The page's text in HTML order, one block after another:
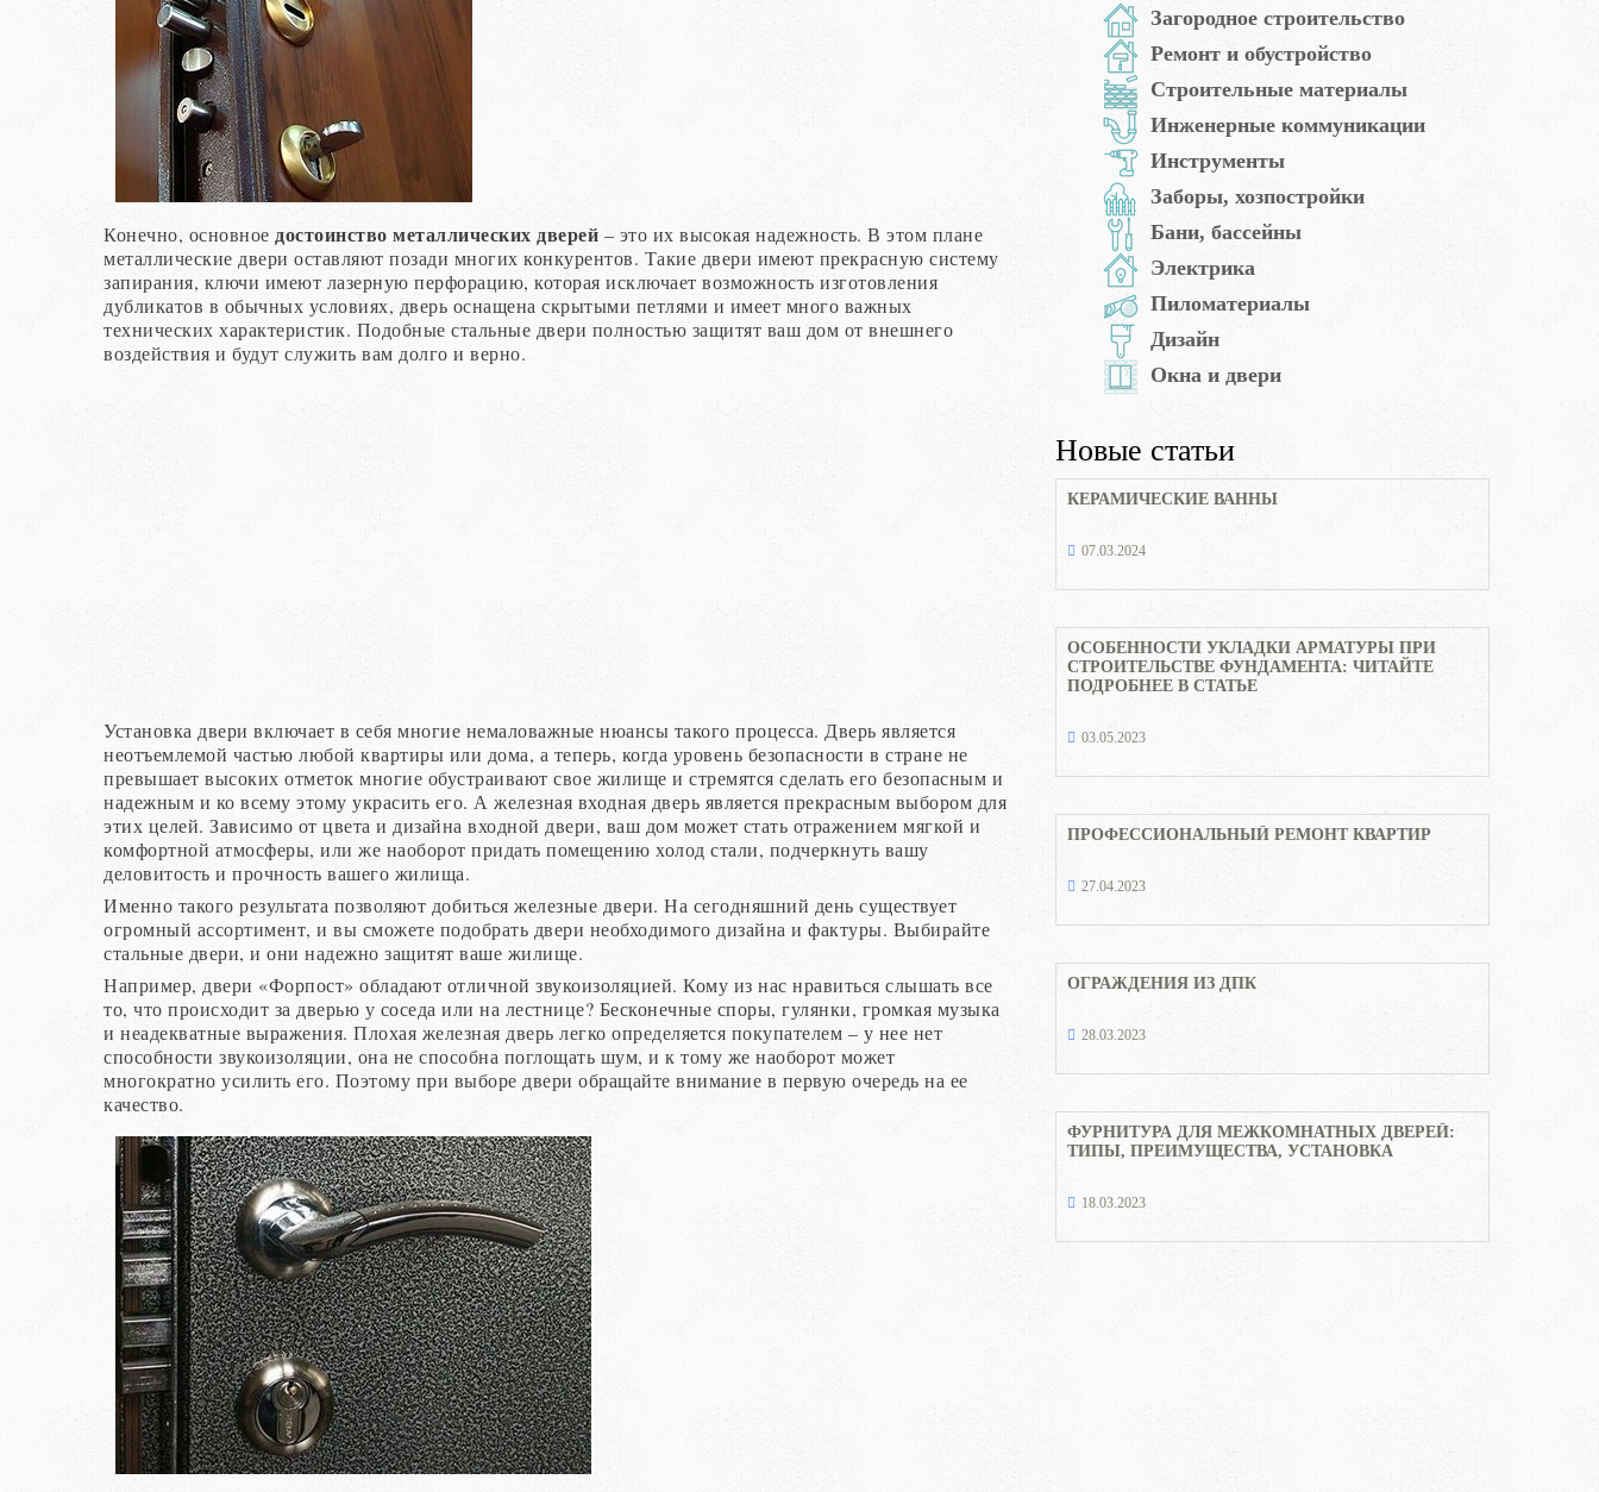
Конечно, основное достоинство металлических дверей – это их высокая надежность. В этом плане
металлические двери оставляют позади многих конкурентов. Такие двери имеют прекрасную систему
запирания, ключи имеют лазерную перфорацию, которая исключает возможность изготовления
дубликатов в обычных условиях, дверь оснащена скрытыми петлями и имеет много важных
технических характеристик. Подобные стальные двери полностью защитят ваш дом от внешнего
воздействия и будут служить вам долго и верно.
Установка двери включает в себя многие немаловажные нюансы такого процесса. Дверь является
неотъемлемой частью любой квартиры или дома, а теперь, когда уровень безопасности в стране не
превышает высоких отметок многие обустраивают свое жилище и стремятся сделать его безопасным и
надежным и ко всему этому украсить его. А железная входная дверь является прекрасным выбором для
этих целей. Зависимо от цвета и дизайна входной двери, ваш дом может стать отражением мягкой и
комфортной атмосферы, или же наоборот придать помещению холод стали, подчеркнуть вашу
деловитость и прочность вашего жилища.
Именно такого результата позволяют добиться железные двери. На сегодняшний день существует
огромный ассортимент, и вы сможете подобрать двери необходимого дизайна и фактуры. Выбирайте
стальные двери, и они надежно защитят ваше жилище.
Например, двери «Форпост» обладают отличной звукоизоляцией. Кому из нас нравиться слышать все
то, что происходит за дверью у соседа или на лестнице? Бесконечные споры, гулянки, громкая музыка
и неадекватные выражения. Плохая железная дверь легко определяется покупателем – у нее нет
способности звукоизоляции, она не способна поглощать шум, и к тому же наоборот может
многократно усилить его. Поэтому при выборе двери обращайте внимание в первую очередь на ее
качество.
Загородное строительство
Ремонт и обустройство
Строительные материалы
Инженерные коммуникации
Инструменты
Заборы, хозпостройки
Бани, бассейны
Электрика
Пиломатериалы
Дизайн
Окна и двери
Новые статьи
КЕРАМИЧЕСКИЕ ВАННЫ
07.03.2024
ОСОБЕННОСТИ УКЛАДКИ АРМАТУРЫ ПРИ
СТРОИТЕЛЬСТВЕ ФУНДАМЕНТА: ЧИТАЙТЕ
ПОДРОБНЕЕ В СТАТЬЕ
03.05.2023
ПРОФЕССИОНАЛЬНЫЙ РЕМОНТ КВАРТИР
27.04.2023
ОГРАЖДЕНИЯ ИЗ ДПК
28.03.2023
ФУРНИТУРА ДЛЯ МЕЖКОМНАТНЫХ ДВЕРЕЙ:
ТИПЫ, ПРЕИМУЩЕСТВА, УСТАНОВКА
18.03.2023